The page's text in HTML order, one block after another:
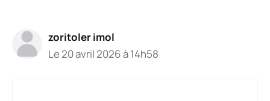
zoritoler imol
Le 20 avril 2026 à 14h58